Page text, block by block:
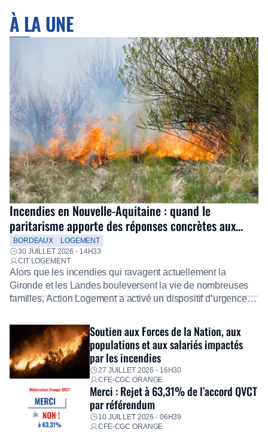
À LA UNE
Incendies en Nouvelle-Aquitaine : quand le
paritarisme apporte des réponses concrètes aux
salariés
BORDEAUX
LOGEMENT
30 JUILLET 2026 - 14H33
CIT LOGEMENT
Alors que les incendies qui ravagent actuellement la
Gironde et les Landes bouleversent la vie de nombreuses
familles, Action Logement a activé un dispositif d’urgence
Fidèle à sa mission d’utilité sociale, le Groupe mobilise
immédiatement ses équipes afin de proposer un diagnostic
personnalisé, des aides financières pour faire face aux
premières dépenses, […]
Soutien aux Forces de la Nation, aux
populations et aux salariés impactés
par les incendies
27 JUILLET 2026 - 16H30
CFE-CGC ORANGE
Merci : Rejet à 63,31% de l’accord QVCT
par référendum
10 JUILLET 2026 - 06H39
CFE-CGC ORANGE